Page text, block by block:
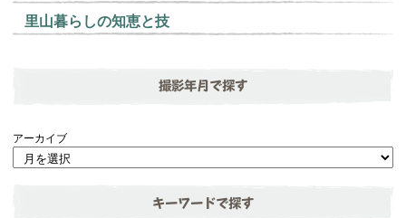
里山暮らしの知恵と技
撮影年月で探す
アーカイブ
キーワードで探す